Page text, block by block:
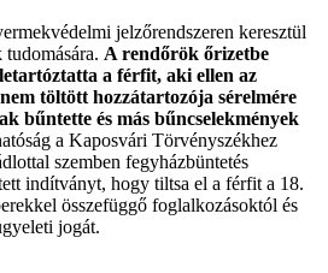
jelzőrendszeren keresztül
A rendőrök őrizetbe
a férfit, aki ellen az
nem töltött hozzátartozója sérelmére
bűntette és más bűncselekmények
a Kaposvári Törvényszékhez
szemben fegyházbüntetés
indítványt, hogy tiltsa el a férfit a 18.
összefüggő foglalkozásoktól és
jogát.